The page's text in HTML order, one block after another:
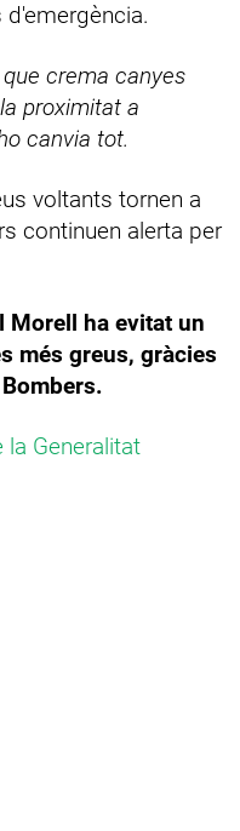
crema canyes
proximitat a
canvia tot.
voltants tornen a
continuen alerta per
Morell ha evitat un
més greus, gràcies
Generalitat